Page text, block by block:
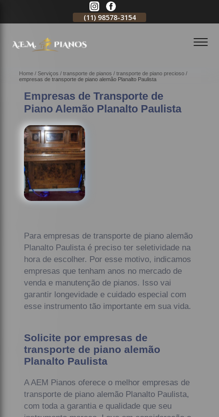
(11) 98578-3154
Home Serviços transporte de pianos
transporte de piano precioso
empresas de transporte de piano alemão Planalto Paulista
Empresas de Transporte de
Piano Alemão Planalto Paulista
Para empresas de transporte de piano alemão
Planalto Paulista é preciso ter seletividade na
hora de escolher. Por esse motivo, indicamos
empresas que tenham anos no mercado de
venda e manutenção de pianos. Isso vai
garantir longevidade e cuidado especial com
esse instrumento tão importante em sua vida.
Solicite por empresas de
transporte de piano alemão
Planalto Paulista
A AEM Pianos oferece o melhor empresas de
transporte de piano alemão Planalto Paulista,
com toda a garantia e qualidade que seu